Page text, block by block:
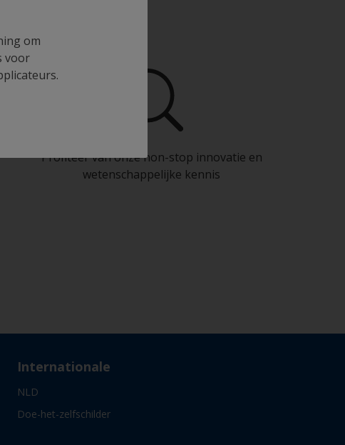
om
voor
Profiteer van onze non-stop innovatie en
wetenschappelijke kennis
Internationale
NLD
Doe-het-zelfschilder